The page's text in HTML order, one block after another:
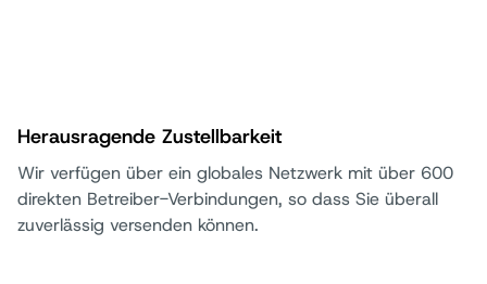
Herausragende Zustellbarkeit
Wir verfügen über ein globales Netzwerk mit über 600
direkten Betreiber-Verbindungen, so dass Sie überall
zuverlässig versenden können.